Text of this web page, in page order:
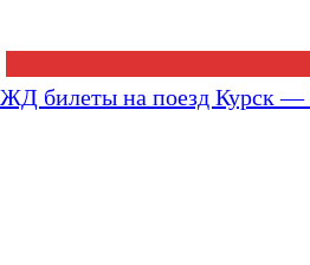
ЖД билеты на поезд Курск —